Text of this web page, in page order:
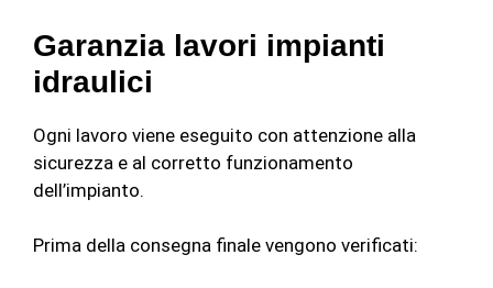
Garanzia lavori impianti
idraulici
Ogni lavoro viene eseguito con attenzione alla
sicurezza e al corretto funzionamento
dell’impianto.
Prima della consegna finale vengono verificati: